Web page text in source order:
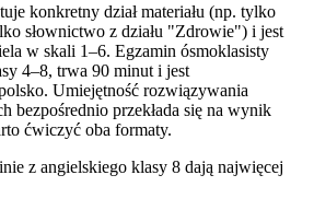
konkretny dział materiału (np. tylko
słownictwo z działu "Zdrowie") i jest
w skali 1–6. Egzamin ósmoklasisty
4–8, trwa 90 minut i jest
Umiejętność rozwiązywania
bezpośrednio przekłada się na wynik
ćwiczyć oba formaty.
z angielskiego klasy 8 dają najwięcej